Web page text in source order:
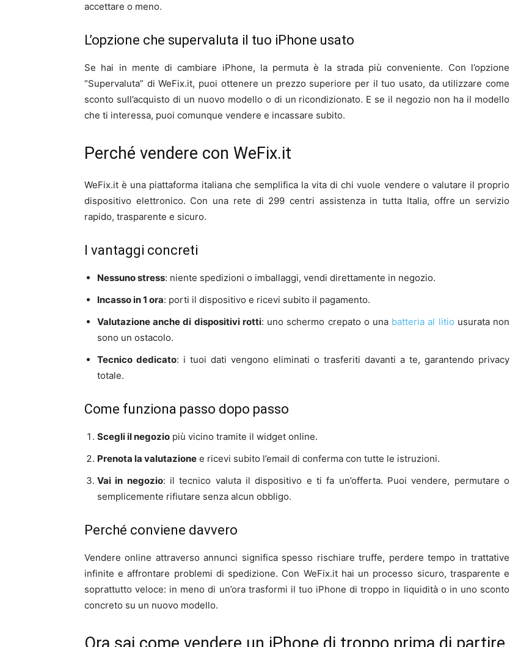
accettare o meno.
L’opzione che supervaluta il tuo iPhone usato
Se hai in mente di cambiare iPhone, la permuta è la strada più conveniente. Con l’opzione
“Supervaluta” di WeFix.it, puoi ottenere un prezzo superiore per il tuo usato, da utilizzare come
sconto sull’acquisto di un nuovo modello o di un ricondizionato. E se il negozio non ha il modello
che ti interessa, puoi comunque vendere e incassare subito.
Perché vendere con WeFix.it
WeFix.it è una piattaforma italiana che semplifica la vita di chi vuole vendere o valutare il proprio
dispositivo elettronico. Con una rete di 299 centri assistenza in tutta Italia, offre un servizio
rapido, trasparente e sicuro.
I vantaggi concreti
Nessuno stress: niente spedizioni o imballaggi, vendi direttamente in negozio.
Incasso in 1 ora: porti il dispositivo e ricevi subito il pagamento.
Valutazione anche di dispositivi rotti: uno schermo crepato o una batteria al litio usurata non
sono un ostacolo.
Tecnico dedicato: i tuoi dati vengono eliminati o trasferiti davanti a te, garantendo privacy
totale.
Come funziona passo dopo passo
Scegli il negozio più vicino tramite il widget online.
Prenota la valutazione e ricevi subito l’email di conferma con tutte le istruzioni.
Vai in negozio: il tecnico valuta il dispositivo e ti fa un’offerta. Puoi vendere, permutare o
semplicemente rifiutare senza alcun obbligo.
Perché conviene davvero
Vendere online attraverso annunci significa spesso rischiare truffe, perdere tempo in trattative
infinite e affrontare problemi di spedizione. Con WeFix.it hai un processo sicuro, trasparente e
soprattutto veloce: in meno di un’ora trasformi il tuo iPhone di troppo in liquidità o in uno sconto
concreto su un nuovo modello.